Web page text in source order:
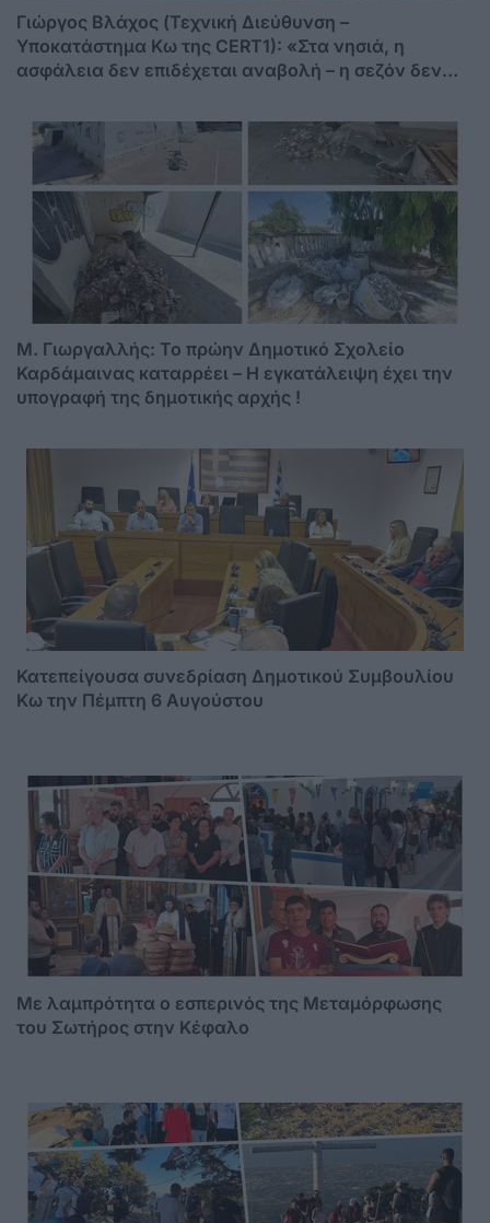
Γιώργος Βλάχος (Τεχνική Διεύθυνση –
Υποκατάστημα Κω της CERT1): «Στα νησιά, η
ασφάλεια δεν επιδέχεται αναβολή – η σεζόν δεν
M. Γιωργαλλής: Το πρώην Δημοτικό Σχολείο
Καρδάμαινας καταρρέει – Η εγκατάλειψη έχει την
υπογραφή της δημοτικής αρχής !
Κατεπείγουσα συνεδρίαση Δημοτικού Συμβουλίου
Κω την Πέμπτη 6 Αυγούστου
Με λαμπρότητα ο εσπερινός της Μεταμόρφωσης
του Σωτήρος στην Κέφαλο